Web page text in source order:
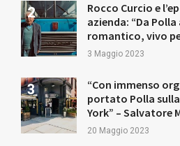
Rocco Curcio e
azienda: “Da
romantico, vivo
3 Maggio 2023
“Con immenso
portato Polla sulla
York” – Salvatore
20 Maggio 2023